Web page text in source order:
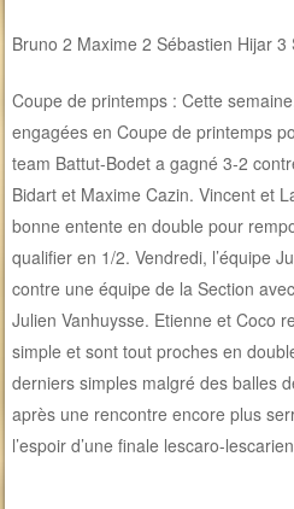
Bruno 2 Maxime 2 Sébastien Hijar 3
Coupe de printemps : Cette
engagées en Coupe de printemps
team Battut-Bodet a gagné 3-2
Bidart et Maxime Cazin. Vincent et
bonne entente en double pour
qualifier en 1/2. Vendredi, l’équipe
contre une équipe de la Section
Julien Vanhuysse. Etienne et Coco
simple et sont tout proches en
derniers simples malgré des balles
après une rencontre encore plus
l’espoir d’une finale lescaro-